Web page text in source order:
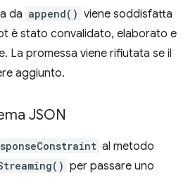
da append() viene soddisfatta
è stato convalidato, elaborato e
La promessa viene rifiutata se il
aggiunto.
JSON
al metodo
per passare uno